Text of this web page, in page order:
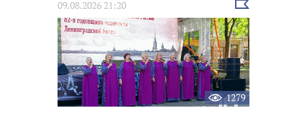
09.08.2026 21:20
Выбрать
новость
1279